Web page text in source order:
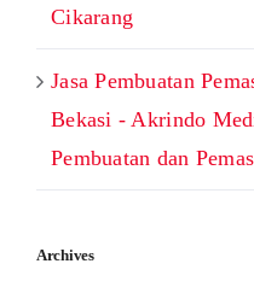
Cikarang
Jasa Pembuatan
Bekasi - Akrindo
Pembuatan dan
Archives